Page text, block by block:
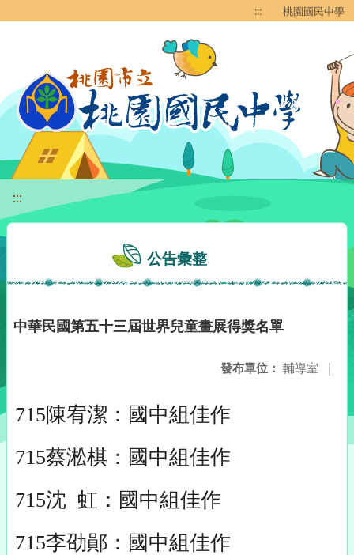
::: 桃園國民中學
:::
公告彙整
中華民國第五十三屆世界兒童畫展得獎名單
發布單位： 輔導室 |
715陳宥潔：國中組佳作
715蔡淞棋：國中組佳作
715沈 虹：國中組佳作
715李劭鄖：國中組佳作